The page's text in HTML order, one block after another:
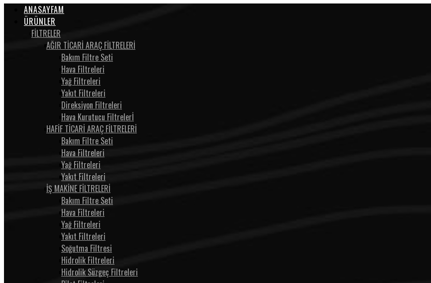
ANASAYFAM
ÜRÜNLER
FİLTRELER
AĞIR TİCARİ ARAÇ FİLTRELERİ
Bakım Filtre Seti
Hava Filtreleri
Yağ Filtreleri
Yakıt Filtreleri
Direksiyon Filtreleri
Hava Kurutucu Filtrelerİ
HAFİF TİCARİ ARAÇ FİLTRELERİ
Bakım Filtre Seti
Hava Filtreleri
Yağ Filtreleri
Yakıt Filtreleri
İŞ MAKİNE FİLTRELERİ
Bakım Filtre Seti
Hava Filtreleri
Yağ Filtreleri
Yakıt Filtreleri
Soğutma Filtresi
Hidrolik Filtreleri
Hidrolik Süzgeç Filtreleri